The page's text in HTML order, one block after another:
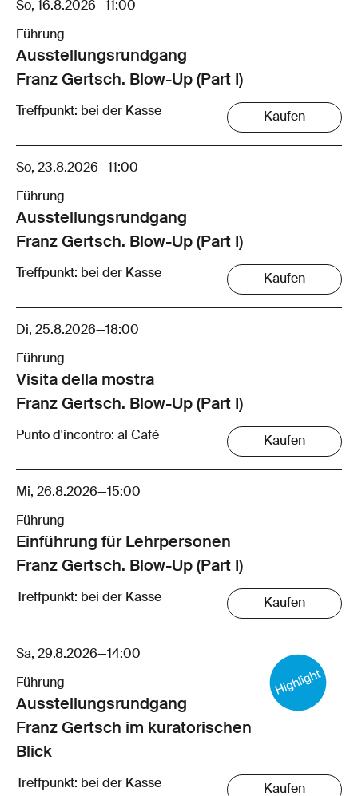
So, 16.8.2026—11:00
Führung
Ausstellungsrund­gang
Franz Gertsch. Blow-Up (Part I)
Treffpunkt: bei der Kasse Kaufen
So, 23.8.2026—11:00
Führung
Ausstellungsrund­gang
Franz Gertsch. Blow-Up (Part I)
Treffpunkt: bei der Kasse Kaufen
Di, 25.8.2026—18:00
Führung
Visita della mostra
Franz Gertsch. Blow-Up (Part I)
Punto d'incontro: al Café Kaufen
Mi, 26.8.2026—15:00
Führung
Einführung für Lehrpersonen
Franz Gertsch. Blow-Up (Part I)
Treffpunkt: bei der Kasse Kaufen
Sa, 29.8.2026—14:00
Führung
Ausstellungsrund­gang
Franz Gertsch im kuratorischen
Blick
Treffpunkt: bei der Kasse Kaufen